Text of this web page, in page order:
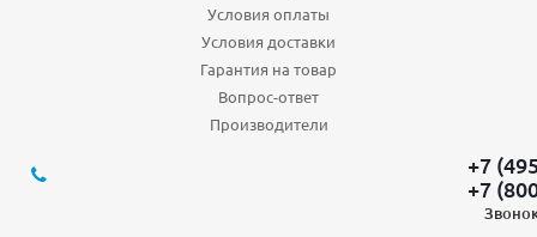
Условия оплаты
Условия доставки
Гарантия на товар
Вопрос-ответ
Производители
+7
+7